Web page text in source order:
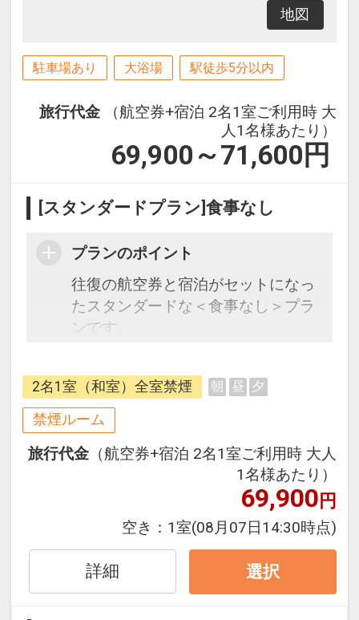
地図
駐車場あり 大浴場 駅徒歩5分以内
旅行代金
（航空券+宿泊 2名1室ご利用時 大
人1名様あたり）
69,900～71,600 円
[スタンダードプラン]食事なし
プランのポイント
往復の航空券と宿泊がセットになっ
たスタンダードな＜食事なし＞プラ
ンです。
できるダイナミックパッケージだか
ら、一都市滞在はもちろん周遊旅行
にも最適！
旅行期間中の1泊だけの宿泊や延
泊・飛び泊なども自由自在です。
フライトは、安心のJAL（または
JALグループ）確約！フライトマイ
ル50%貯まります。
通・体験プランなどの追加（同時予
約）が可能なプランもございます。
2名1室（和室）全室禁煙 朝 昼 夕
禁煙ルーム
旅行代金 （航空券+宿泊 2名1室ご利用時 大人
1名様あたり）
69,900円
空き： 1室(08月07日14:30時点)
詳細 選択